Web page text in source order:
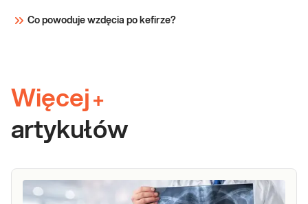
Co powoduje wzdęcia po kefirze?
Więcej +
artykułów